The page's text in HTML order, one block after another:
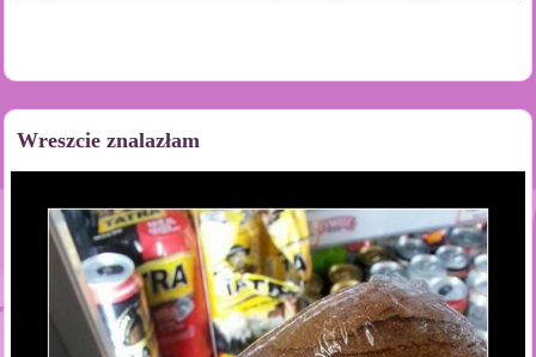
Wreszcie znalazłam